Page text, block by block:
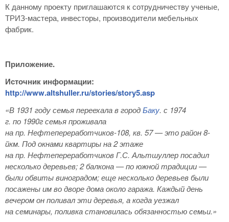
К данному проекту приглашаются к сотрудничеству ученые,
ТРИЗ-мастера, инвесторы, производители мебельных
фабрик.
Приложение.
Источник информации:
http://www.altshuller.ru/stories/story5.asp
«В 1931 году семья переехала в городБаку. с 1974
г. по 1990г семья проживала
на пр. Нефтепереработчиков-108, кв. 57 — это район8-
йкм. Под окнами квартиры на 2 этаже
на пр. Нефтепереработчиков Г.С. Альтшуллер посадил
несколько деревьев; 2 балкона — по южной традиции —
были обвиты виноградом; еще несколько деревьев были
посажены им во дворе дома около гаража. Каждый день
вечером он поливал эти деревья, а когда уезжал
на семинары, поливка становилась обязанностью семьи.»